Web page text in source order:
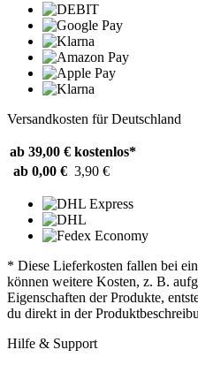
Versandkosten für Deutschland
ab 39,00 € kostenlos*
ab 0,00 € 3,90 €
* Diese Lieferkosten fallen bei
können weitere Kosten, z. B.
Eigenschaften der Produkte,
du direkt in der
Hilfe & Support